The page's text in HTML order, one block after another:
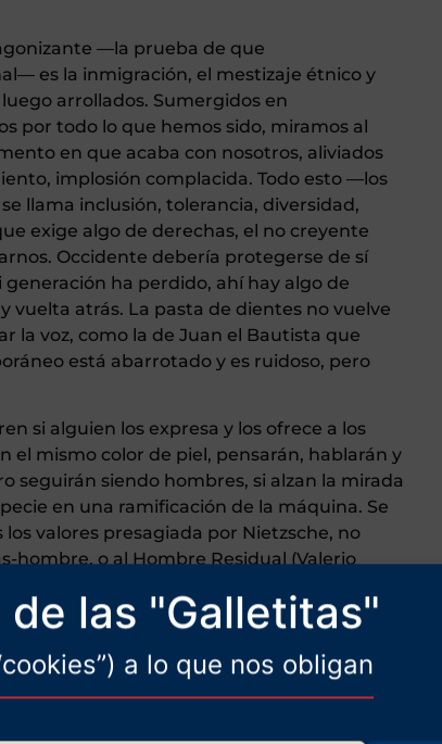
de las "Galletitas"
a lo que nos obligan
—la prueba de que
es la inmigración, el mestizaje étnico y
arrollados. Sumergidos en
por todo lo que hemos sido, miramos al
en que acaba con nosotros, aliviados
implosión complacida. Todo esto —los
llama inclusión, tolerancia, diversidad,
exige algo de derechas, el no creyente
Occidente debería protegerse de sí
ha perdido, ahí hay algo de
vuelta atrás. La pasta de dientes no vuelve
la voz, como la de Juan el Bautista que
está abarrotado y es ruidoso, pero
si alguien los expresa y los ofrece a los
el mismo color de piel, pensarán, hablarán y
seguirán siendo hombres, si alzan la mirada
en una ramificación de la máquina. Se
valores presagiada por Nietzsche, no
hombre, o al Hombre Residual (Valerio
del siglo XX: los manuscritos no mueren. No
quema su manuscrito —la historia de